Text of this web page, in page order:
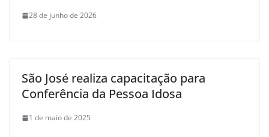
28 de junho de 2026
São José realiza capacitação para
Conferência da Pessoa Idosa
1 de maio de 2025